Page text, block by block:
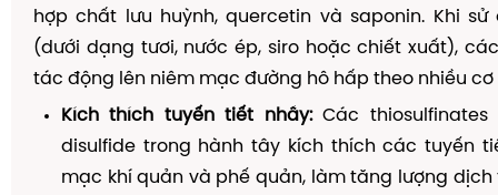
hợp chất lưu huỳnh, quercetin và saponin. Khi
(dưới dạng tươi, nước ép, siro hoặc chiết xuất),
tác động lên niêm mạc đường hô hấp theo nhiều cơ
Kích thích tuyến tiết nhầy:Các thiosulfinates
disulfide trong hành tây kích thích các tuyến
mạc khí quản và phế quản, làm tăng lượng